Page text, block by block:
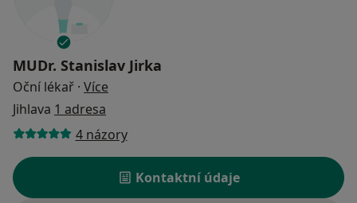
MUDr. Stanislav Jirka
Oční lékař · Více
Jihlava 1 adresa
4 názory
Kontaktní údaje